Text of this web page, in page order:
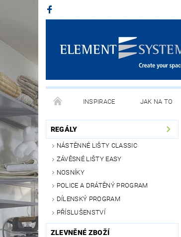
INSPIRACE JAK NA TO
REGÁLY
NÁSTĚNNÉ LIŠTY CLASSIC
ZÁVĚSNÉ LIŠTY EASY
NOSNÍKY
POLICE A DRÁTĚNÝ PROGRAM
DÍLENSKÝ PROGRAM
PŘÍSLUŠENSTVÍ
ZLEVNĚNÉ ZBOŽÍ